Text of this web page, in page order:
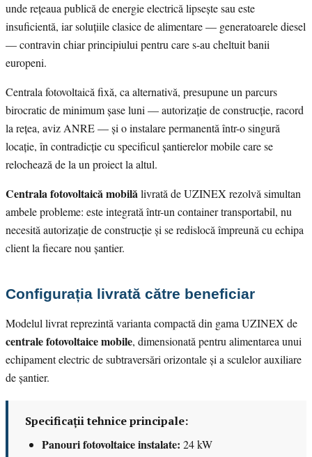
unde rețeaua publică de energie electrică lipsește sau este
insuficientă, iar soluțiile clasice de alimentare — generatoarele diesel
— contravin chiar principiului pentru care s-au cheltuit banii
europeni.
Centrala fotovoltaică fixă, ca alternativă, presupune un parcurs
birocratic de minimum șase luni — autorizație de construcție, racord
la rețea, aviz ANRE — și o instalare permanentă într-o singură
locație, în contradicție cu specificul șantierelor mobile care se
relochează de la un proiect la altul.
Centrala fotovoltaică mobilălivrată de UZINEX rezolvă simultan
ambele probleme: este integrată într-un container transportabil, nu
necesită autorizație de construcție și se redislocă împreună cu echipa
client la fiecare nou șantier.
Configurația livrată către beneficiar
Modelul livrat reprezintă varianta compactă din gama UZINEX de
centrale fotovoltaice mobile, dimensionată pentru alimentarea unui
echipament electric de subtraversări orizontale și a sculelor auxiliare
de șantier.
Specificații tehnice principale:
Panouri fotovoltaice instalate: 24 kW